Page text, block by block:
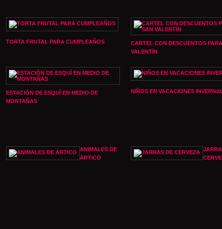
TORTA FRUTAL PARA CUMPLEAÑOS
CARTEL CON DESCUENTOS
VALENTÍN
ESTACIÓN DE ESQUÍ EN MEDIO DE
MONTAÑAS
NIÑOS EN VACACIONES
ANIMALES DE
ÁRTICO